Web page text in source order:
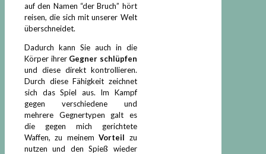
auf den Namen “der Bruch” hört
reisen, die sich mit unserer Welt
überschneidet.
Dadurch kann Sie auch in die
Körper ihrer Gegner schlüpfen
und diese direkt kontrollieren.
Durch diese Fähigkeit zeichnet
sich das Spiel aus. Im Kampf
gegen verschiedene und
mehrere Gegnertypen galt es
die gegen mich gerichtete
Waffen, zu meinemVorteil zu
nutzen und den Spieß wieder